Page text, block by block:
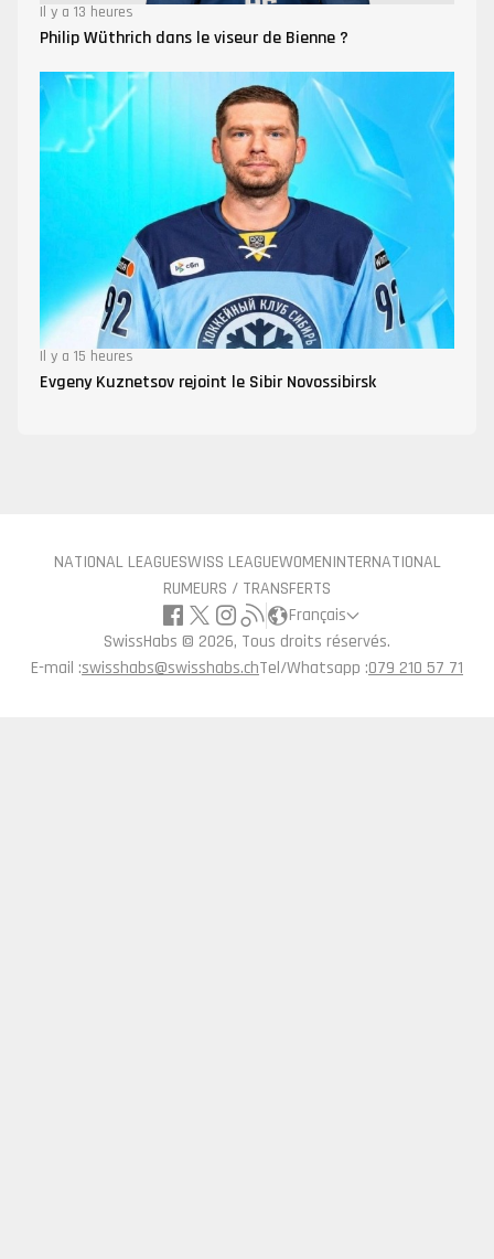
Il y a 13 heures
Philip Wüthrich dans le viseur de Bienne ?
Il y a 15 heures
Evgeny Kuznetsov rejoint le Sibir Novossibirsk
NATIONAL LEAGUESWISS LEAGUEWOMENINTERNATIONAL
RUMEURS / TRANSFERTS
Français
SwissHabs © 2026, Tous droits réservés.
E-mail :swisshabs@swisshabs.chTel/Whatsapp :079 210 57 71